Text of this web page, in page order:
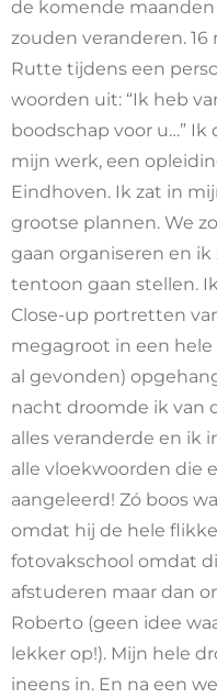
de komende
zouden veranderen.
Rutte tijdens een
woorden uit: “Ik heb
boodschap voor u…”
mijn werk, een
Eindhoven. Ik zat in
grootse plannen. We
gaan organiseren en
tentoon gaan stellen.
Close-up portretten
megagroot in een
al gevonden)
nacht droomde ik van
alles veranderde en ik
alle vloekwoorden die
aangeleerd! Zó boos
omdat hij de hele
fotovakschool omdat
afstuderen maar dan
Roberto (geen idee
lekker op!). Mijn hele
ineens in. En na een